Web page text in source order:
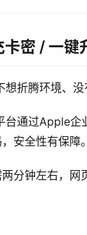
密 / 一键
想折腾环境、
台通过Apple企
安全性有保障。
分钟左右，网